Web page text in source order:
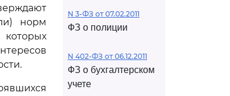
норм
N 3-ФЗ от 07.02.2011
ФЗ о полиции
N 402-ФЗ от 06.12.2011
ФЗ о бухгалтерском
учете